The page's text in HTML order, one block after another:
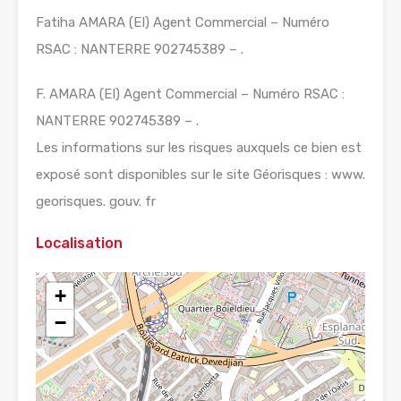
Fatiha AMARA (EI) Agent Commercial – Numéro
RSAC : NANTERRE 902745389 – .
F. AMARA (EI) Agent Commercial – Numéro RSAC :
NANTERRE 902745389 – .
Les informations sur les risques auxquels ce bien est
exposé sont disponibles sur le site Géorisques : www.
georisques. gouv. fr
Localisation
+
−